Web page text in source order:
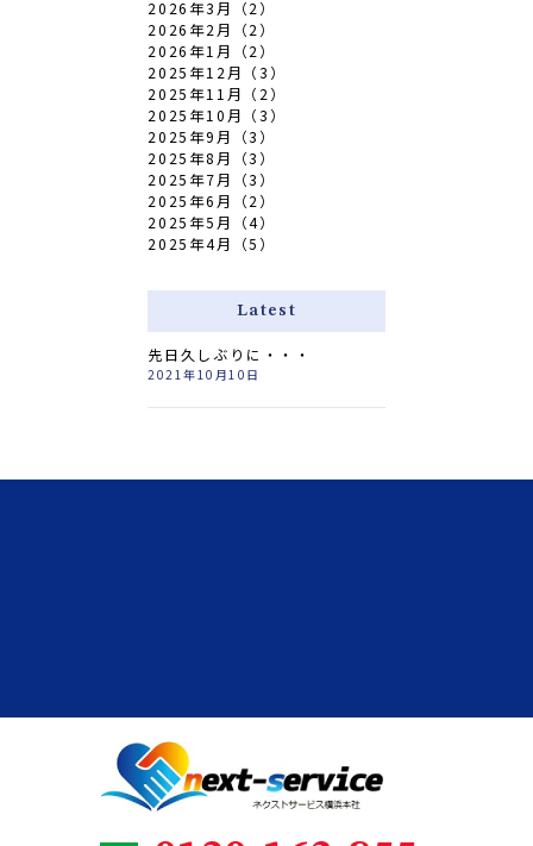
2026年3月（2）
2026年2月（2）
2026年1月（2）
2025年12月（3）
2025年11月（2）
2025年10月（3）
2025年9月（3）
2025年8月（3）
2025年7月（3）
2025年6月（2）
2025年5月（4）
2025年4月（5）
Latest
先日久しぶりに・・・
2021年10月10日